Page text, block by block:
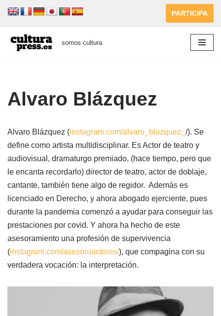
al
contenido
PARTICIPA
somos cultura
Alvaro Blázquez
Alvaro Blázquez (instagram.com/alvaro_blazquez_ /). Se
define como artista multidisciplinar. Es Actor de teatro y
audiovisual, dramaturgo premiado, (hace tiempo, pero que
le encanta recordarlo) director de teatro, actor de doblaje,
cantante, también tiene algo de regidor. Además es
licenciado en Derecho, y ahora abogado ejerciente, pues
durante la pandemia comenzó a ayudar para conseguir las
prestaciones por covid. Y ahora ha hecho de este
asesoramiento una profesión de supervivencia
(instagram.com/asesoroactores/), que compagina con su
verdadera vocación: la interpretación.